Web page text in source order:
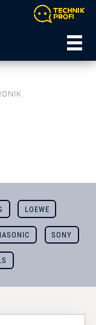
LOEWE
SONY